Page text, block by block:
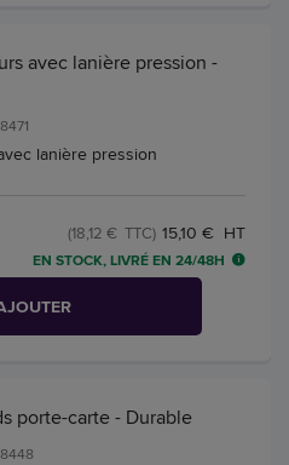
avec lanière pression -
lanière pression
15,10 € HT
(18,12 € TTC)
EN STOCK, LIVRÉ EN 24/48H
porte-carte - Durable